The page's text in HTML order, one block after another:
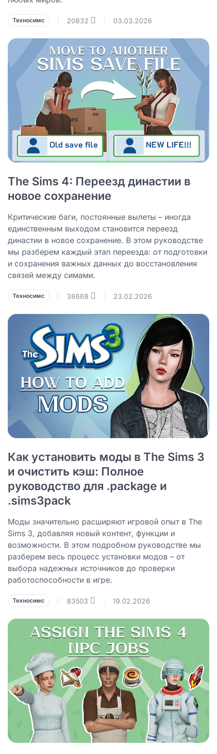
Техносимс 20832 03.03.2026
The Sims 4: Переезд династии в
новое сохранение
Критические баги, постоянные вылеты – иногда
единственным выходом становится переезд
династии в новое сохранение. В этом руководстве
мы разберем каждый этап переезда: от подготовки
и сохранения важных данных до восстановления
связей между симами.
Техносимс 38668 23.02.2026
Как установить моды в The Sims 3
и очистить кэш: Полное
руководство для .package и
.sims3pack
Моды значительно расширяют игровой опыт в The
Sims 3, добавляя новый контент, функции и
возможности. В этом подробном руководстве мы
разберем весь процесс установки модов – от
выбора надежных источников до проверки
работоспособности в игре.
Техносимс 83503 19.02.2026